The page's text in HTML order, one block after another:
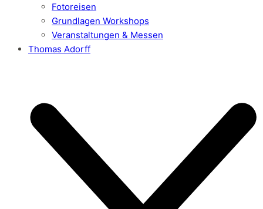
Fotoreisen
Grundlagen Workshops
Veranstaltungen & Messen
Thomas Adorff